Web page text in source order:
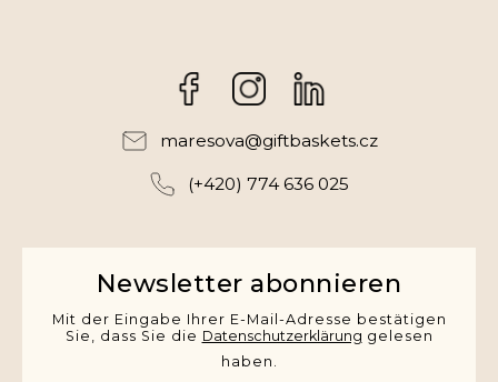
FacebookInstagram
maresova@giftbaskets.cz
(+420) 774 636 025
Newsletter abonnieren
Mit der Eingabe Ihrer E-Mail-Adresse bestätigen
Sie, dass Sie die Datenschutzerklärung gelesen
haben.